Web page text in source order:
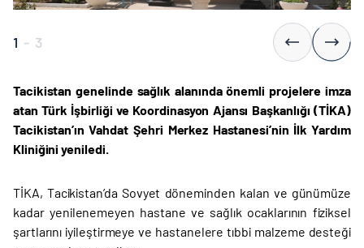
1 - 3
Tacikistan genelinde sağlık alanında önemli projelere imza
atan Türk İşbirliği ve Koordinasyon Ajansı Başkanlığı (TİKA)
Tacikistan’ın Vahdat Şehri Merkez Hastanesi’nin İlk Yardım
Kliniğini yeniledi.
TİKA, Tacikistan’da Sovyet döneminden kalan ve günümüze
kadar yenilenemeyen hastane ve sağlık ocaklarının fiziksel
şartlarını iyileştirmeye ve hastanelere tıbbi malzeme desteği